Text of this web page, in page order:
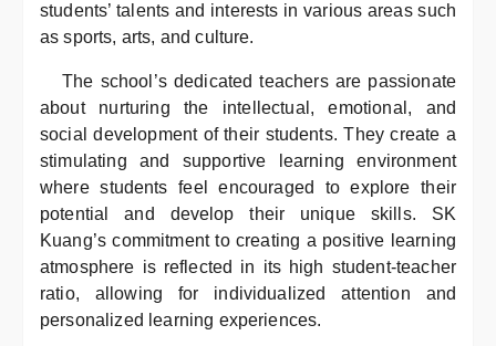
students’ talents and interests in various areas such
as sports, arts, and culture.
The school’s dedicated teachers are passionate
about nurturing the intellectual, emotional, and
social development of their students. They create a
stimulating and supportive learning environment
where students feel encouraged to explore their
potential and develop their unique skills. SK
Kuang’s commitment to creating a positive learning
atmosphere is reflected in its high student-teacher
ratio, allowing for individualized attention and
personalized learning experiences.